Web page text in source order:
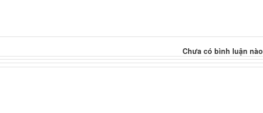
Chưa có bình luận nào